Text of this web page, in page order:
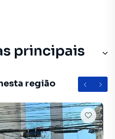
principais
região